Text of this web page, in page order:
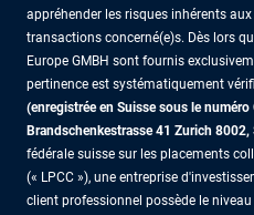
appréhender les risques inhérents
transactions concerné(e)s. Dès lors
Europe GMBH sont fournis
pertinence est systématiquement
(enregistrée en Suisse sous le
Brandschenkestrasse 41 Zurich 8002,
fédérale suisse sur les placements
(« LPCC »), une entreprise
client professionnel possède le